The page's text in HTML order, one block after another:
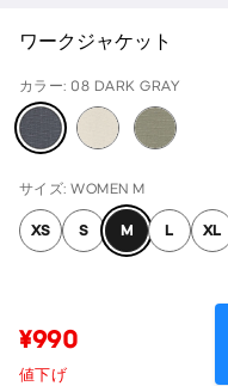
ワークジャケット
カラー: 08 DARK GRAY
サイズ: WOMEN M
XS S M L XL
¥990
値下げ